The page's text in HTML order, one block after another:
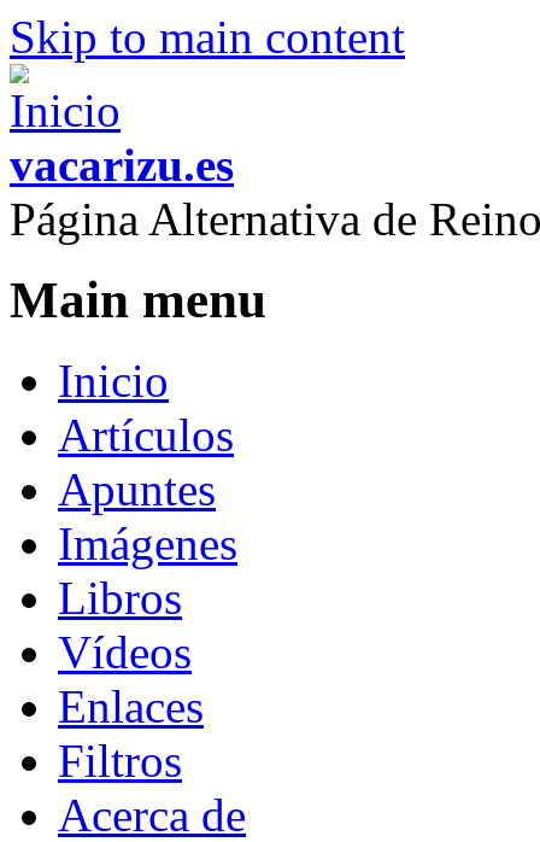
Skip to main content
vacarizu.es
Página Alternativa de
Main menu
Inicio
Artículos
Apuntes
Imágenes
Libros
Vídeos
Enlaces
Filtros
Acerca de